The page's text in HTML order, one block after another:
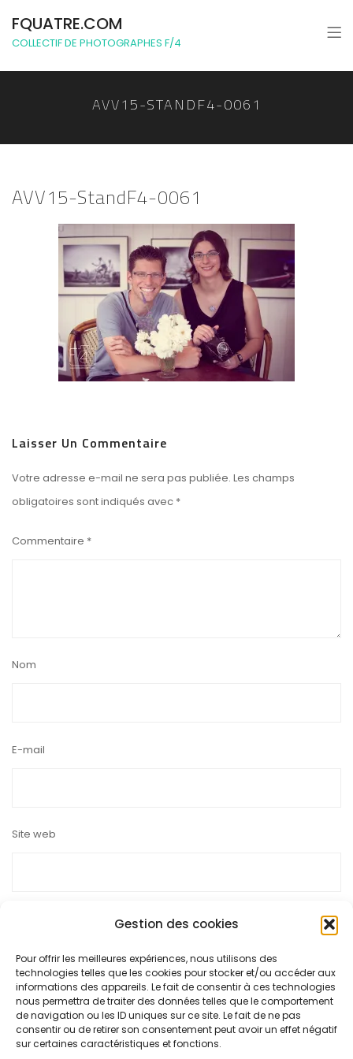
Gestion des cookies
Pour offrir les meilleures expériences, nous utilisons des
technologies telles que les cookies pour stocker et/ou accéder aux
informations des appareils. Le fait de consentir à ces technologies
nous permettra de traiter des données telles que le comportement
de navigation ou les ID uniques sur ce site. Le fait de ne pas
consentir ou de retirer son consentement peut avoir un effet négatif
sur certaines caractéristiques et fonctions.
FQUATRE.COM
COLLECTIF DE PHOTOGRAPHES F/4
AVV15-STANDF4-0061
AVV15-StandF4-0061
Laisser Un Commentaire
Votre adresse e-mail ne sera pas publiée. Les champs
obligatoires sont indiqués avec *
Commentaire *
Nom
E-mail
Site web
Ce site utilise Akismet pour réduire les indésirables.
plus sur la façon dont les données de vos commentaires sont
traitées.